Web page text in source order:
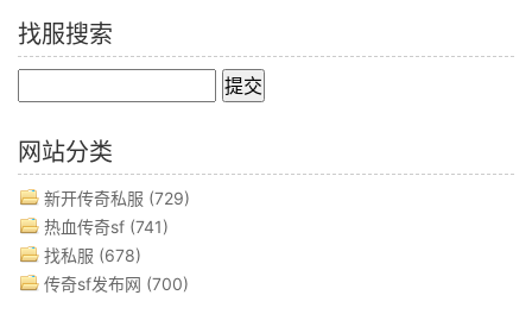
找服搜索
网站分类
新开传奇私服 (729)
热血传奇sf (741)
找私服 (678)
传奇sf发布网 (700)